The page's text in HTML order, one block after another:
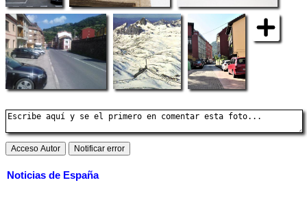
Noticias de España